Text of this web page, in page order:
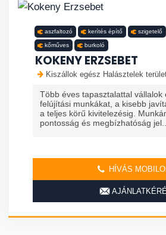
aszfaltozó kerítés építő szigetelő
kőműves burkoló
KOKENY ERZSEBET
Kiszállok egész Halásztelek
Több éves tapasztalattal vállalok
felújítási munkákat, a kisebb
a teljes körű kivitelezésig.
pontosság és megbízhatóság jel...
HÍVÁS